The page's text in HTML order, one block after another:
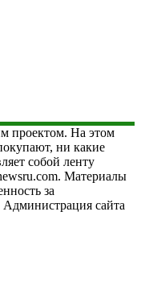
проектом. На этом
ни какие
собой ленту
Материалы
за
Администрация сайта